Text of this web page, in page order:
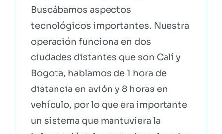
Buscábamos aspectos
tecnológicos importantes. Nuestra
operación funciona en dos
ciudades distantes que son Calí y
Bogota, hablamos de 1 hora de
distancia en avión y 8 horas en
vehículo, por lo que era importante
un sistema que mantuviera la